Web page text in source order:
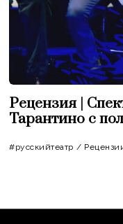
Рецензия |
Тарантино с
#русскийтеатр /